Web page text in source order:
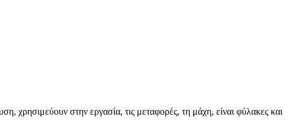
στην εργασία, τις μεταφορές, τη μάχη, είναι φύλακες και